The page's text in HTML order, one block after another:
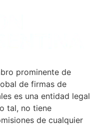
prominente de
de firmas de
es una entidad legal
tal, no tiene
de cualquier